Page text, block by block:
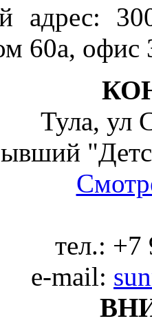
адрес:
60а, офис
Тула, ул
тел.: +7
e-mail: